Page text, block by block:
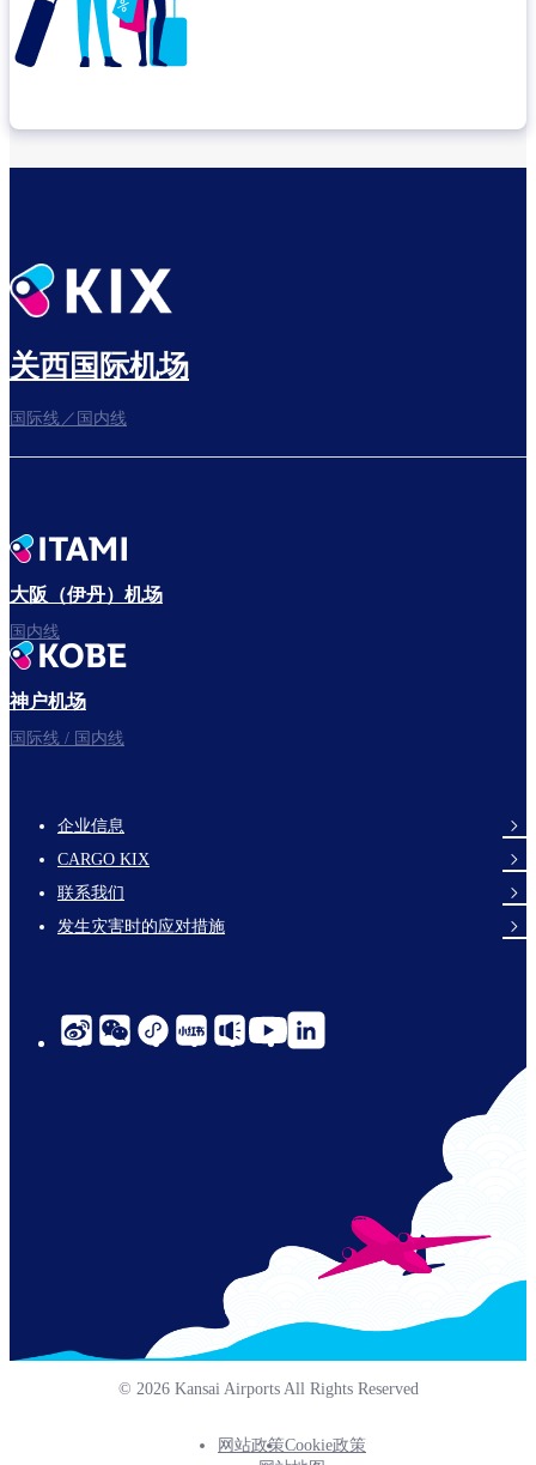
出发啦！
祝您旅途愉快。
关西国际机场
国际线／国内线
大阪（伊丹）机场
国内线
神户机场
国际线 / 国内线
footer-
links-
en-
企业信息
CARGO KIX
联系我们
发生灾害时的应对措施
social-
© 2026 Kansai Airports All Rights Reserved
Footer
网站政策Cookie政策